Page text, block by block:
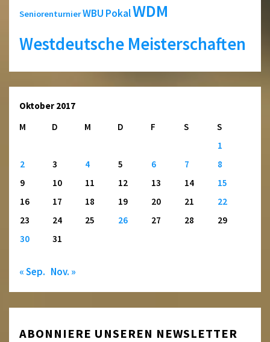
SeniorenturnierWBU PokalWDM
Westdeutsche Meisterschaften
Oktober 2017
M
D M D F S
S
1
2
3 4 5 6 7
8
9
10 11 12 13 14
15
16
17 18 19 20 21
22
23
24 25 26 27 28
29
30
31
« Sep. Nov. »
ABONNIERE UNSEREN NEWSLETTER